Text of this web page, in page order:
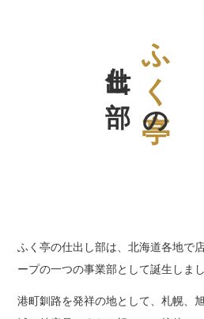
ふく亭
の
仕出し部
ふく亭の仕出し部は、北海道各地で
ープの一つの事業部として誕生しまし
港町釧路を発祥の地として、札幌、